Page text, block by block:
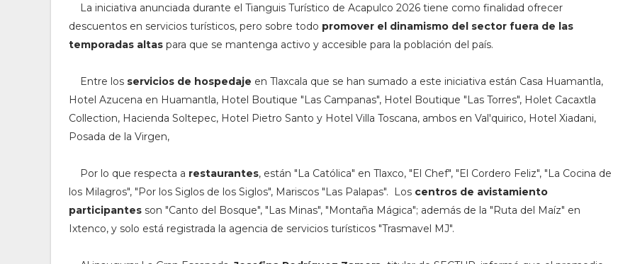
La iniciativa anunciada durante el Tianguis Turístico de Acapulco 2026 tiene como finalidad ofrecer
descuentos en servicios turísticos, pero sobre todo promover el dinamismo del sector fuera de las
temporadas altas para que se mantenga activo y accesible para la población del país.
Entre los servicios de hospedaje en Tlaxcala que se han sumado a este iniciativa están Casa Huamantla,
Hotel Azucena en Huamantla, Hotel Boutique "Las Campanas", Hotel Boutique "Las Torres", Holet Cacaxtla
Collection, Hacienda Soltepec, Hotel Pietro Santo y Hotel Villa Toscana, ambos en Val'quirico, Hotel Xiadani,
Posada de la Virgen,
Por lo que respecta a restaurantes, están "La Católica" en Tlaxco, "El Chef", "El Cordero Feliz", "La Cocina de
los Milagros", "Por los Siglos de los Siglos", Mariscos "Las Palapas".
Los centros de avistamiento
participantes son "Canto del Bosque", "Las Minas", "Montaña Mágica"; además de la "Ruta del Maíz" en
Ixtenco, y solo está registrada la agencia de servicios turísticos "Trasmavel MJ".